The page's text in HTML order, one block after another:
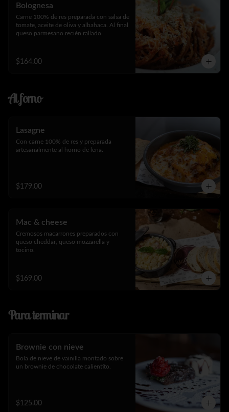
Bolognesa
Carne 100% de res preparada con salsa de
tomate, aceite de oliva y albahaca. Al final
queso parmesano recién rallado.
$164.00
Al forno
Lasagne
Con carne 100% de res y preparada
artesanalmente al horno de leña.
$179.00
Mac & cheese
Cremosos macarrones preparados con
queso cheddar, queso mozzarella y
tocino.
$169.00
Para terminar
Brownie con nieve
Bola de nieve de vainilla montado sobre
un brownie de chocolate calientito.
$125.00